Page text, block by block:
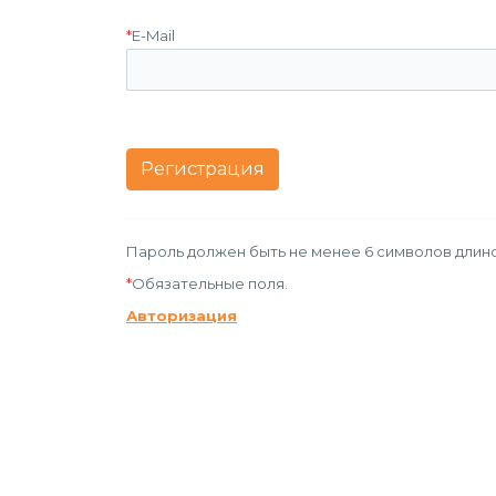
*E-Mail
Пароль должен быть не менее 6 символов
*Обязательные поля.
Авторизация